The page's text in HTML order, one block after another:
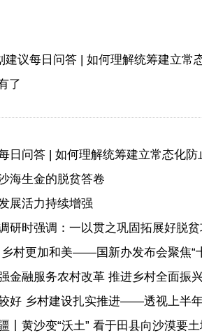
建议每日问答 | 如何理解统筹建立
了
日问答 | 如何理解统筹建立常态化防
海生金的脱贫答卷
展活力持续增强
研时强调：一以贯之巩固拓展好脱
村更加和美——国新办发布会聚焦“
金融服务农村改革 推进乡村全面振
好 乡村建设扎实推进——透视上半
丨黄沙变“沃土” 看于田县向沙漠要